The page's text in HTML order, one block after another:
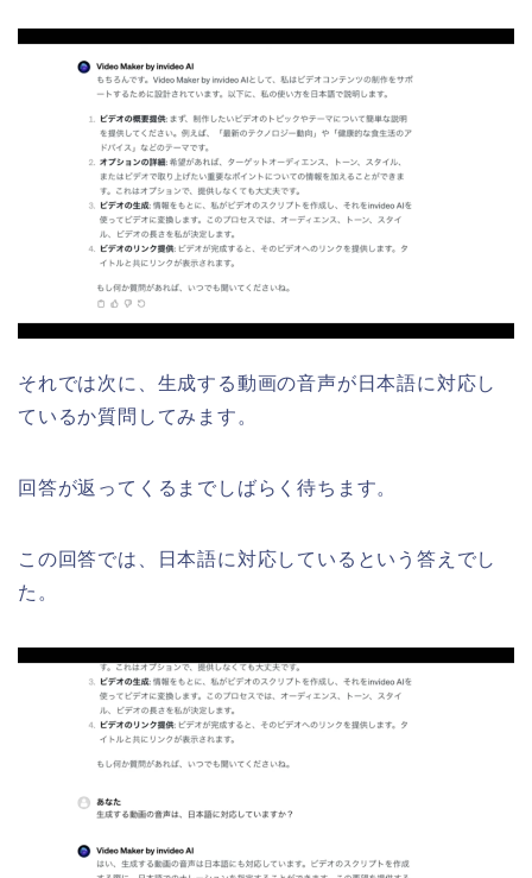
それでは次に、生成する動画の音声が日本語に対応し
ているか質問してみます。
回答が返ってくるまでしばらく待ちます。
この回答では、日本語に対応しているという答えでし
た。